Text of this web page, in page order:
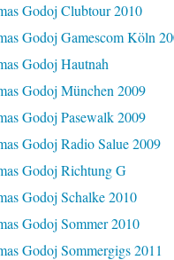
Godoj Clubtour 2010
Godoj Gamescom Köln
Godoj Hautnah
Godoj München 2009
Godoj Pasewalk 2009
Godoj Radio Salue 2009
Godoj Richtung G
Godoj Schalke 2010
Godoj Sommer 2010
Godoj Sommergigs 2011